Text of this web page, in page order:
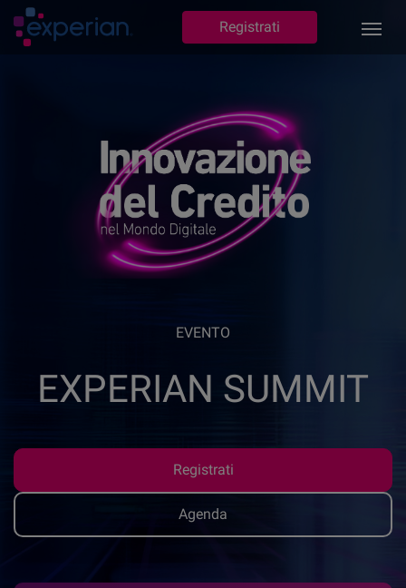
Registrati
EVENTO
EXPERIAN SUMMIT
Registrati
Agenda